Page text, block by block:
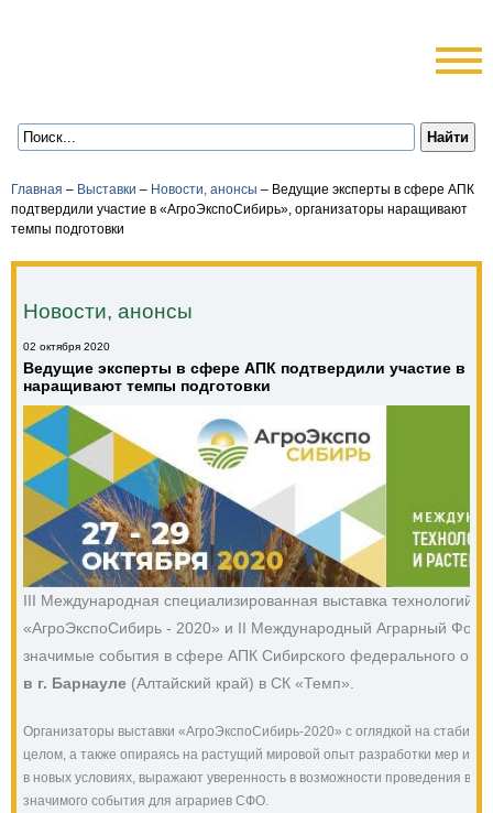
Главная – Выставки – Новости, анонсы – Ведущие эксперты в сфере АПК
подтвердили участие в «АгроЭкспоСибирь», организаторы наращивают
темпы подготовки
Новости, анонсы
02 октября 2020
Ведущие эксперты в сфере АПК подтвердили участие в
наращивают темпы подготовки
III Международная специализированная выставка технологий
«АгроЭкспоСибирь - 2020» и II Международный Аграрный
значимые события в сфере АПК Сибирского федерального
в г. Барнауле (Алтайский край) в СК «Темп».
Организаторы выставки «АгроЭкспоСибирь-2020» с оглядкой на
целом, а также опираясь на растущий мировой опыт разработки мер и
в новых условиях, выражают уверенность в возможности проведения
значимого события для аграриев СФО.